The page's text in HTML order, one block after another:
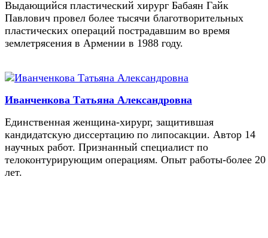
Выдающийся пластический хирург Бабаян Гайк
Павлович провел более тысячи благотворительных
пластических операций пострадавшим во время
землетрясения в Армении в 1988 году.
Иванченкова Татьяна Александровна
Единственная женщина-хирург, защитившая
кандидатскую диссертацию по липосакции. Автор 14
научных работ. Признанный специалист по
телоконтурирующим операциям. Опыт работы-более 20
лет.